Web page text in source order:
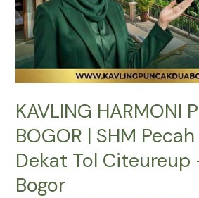
KAVLING HARMONI
BOGOR | SHM
Dekat Tol Citeureup
Bogor
Citeureup
–
Puncak
2